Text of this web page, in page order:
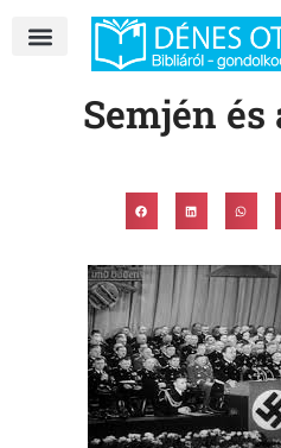
Semjén és